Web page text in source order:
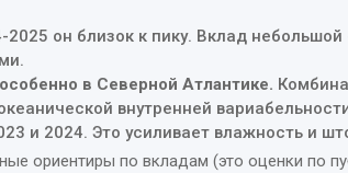
2025 он близок к пику. Вклад
в Северной Атлантике.
внутренней
и 2024. Это усиливает влажность и
ориентиры по вкладам (это оценки по